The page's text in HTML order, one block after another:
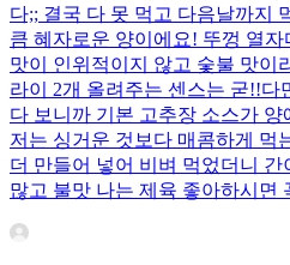
다;; 결국 다 못 먹고 다음날까지
큼 혜자로운 양이에요! 뚜껑 열자
맛이 인위적이지 않고 숯불 맛이
라이 2개 올려주는 센스는 굳!!
다 보니까 기본 고추장 소스가
저는 싱거운 것보다 매콤하게 먹
더 만들어 넣어 비벼 먹었더니
많고 불맛 나는 제육 좋아하시면